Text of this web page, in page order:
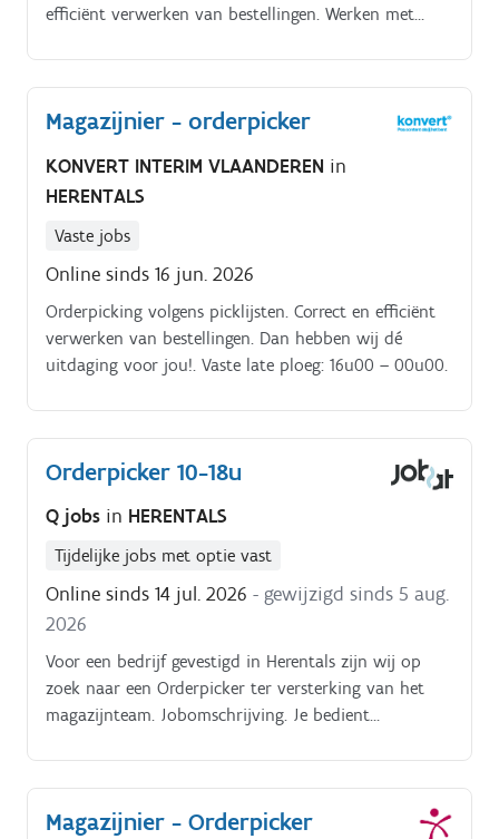
efficiënt verwerken van bestellingen. Werken met
Magazijnier - orderpicker
KONVERT INTERIM VLAANDEREN in
HERENTALS
Vaste jobs
Online sinds 16 jun. 2026
Orderpicking volgens picklijsten. Correct en efficiënt
verwerken van bestellingen. Dan hebben wij dé
uitdaging voor jou!. Vaste late ploeg: 16u00 – 00u00.
Orderpicker 10-18u
Q jobs in HERENTALS
Tijdelijke jobs met optie vast
Online sinds 14 jul. 2026 - gewijzigd sinds 5 aug.
2026
Voor een bedrijf gevestigd in Herentals zijn wij op
zoek naar een Orderpicker ter versterking van het
magazijnteam. Jobomschrijving. Je bedient
Magazijnier - Orderpicker